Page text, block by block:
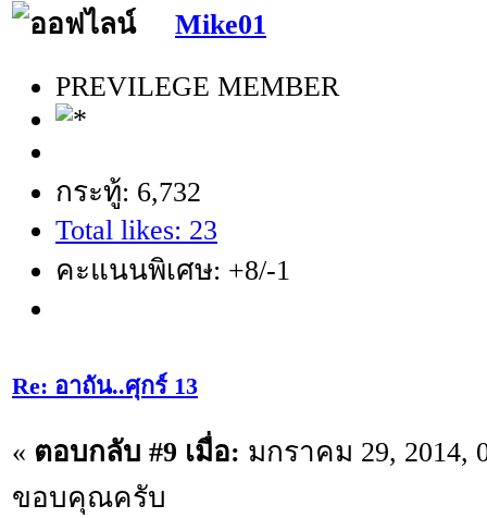
Mike01
PREVILEGE MEMBER
กระทู้: 6,732
Total likes: 23
คะแนนพิเศษ: +8/-1
Re: อาถัน..ศุกร์ 13
« ตอบกลับ #9 เมื่อ: มกราคม 29, 2014,
ขอบคุณครับ